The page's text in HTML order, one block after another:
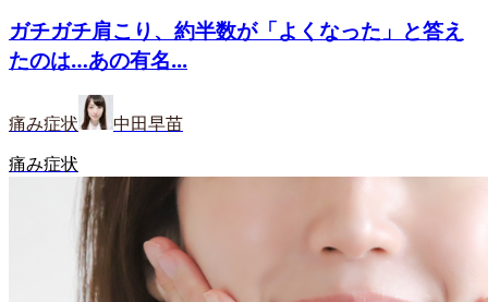
ガチガチ肩こり、約半数が「よくなった」と答え
たのは…あの有名...
痛み症状 中田早苗
痛み症状